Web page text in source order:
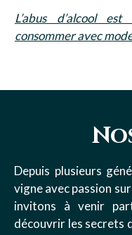
L’abus d’alcool
consommer avec
Depuis plusieurs
vigne avec passion
invitons à venir
découvrir les secrets